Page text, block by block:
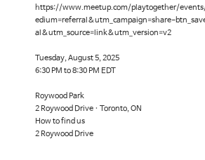
https://www.meetup.com/playtogether/
edium=referral&utm_campaign=share-
al&utm_source=link&utm_version=v2
Tuesday, August 5, 2025
6:30 PM to 8:30 PM EDT
Roywood Park
2 Roywood Drive · Toronto, ON
How to find us
2 Roywood Drive